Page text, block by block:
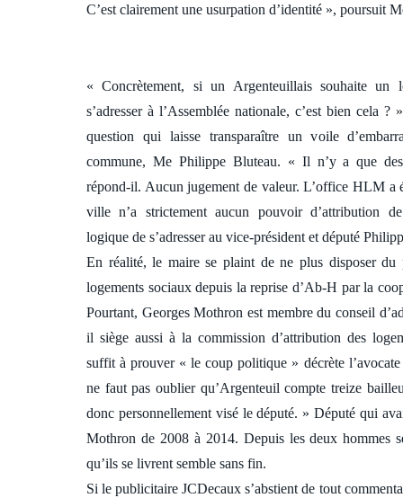
C’est clairement une usurpation d’identité », poursuit
« Concrètement, si un Argenteuillais souhaite un
s’adresser à l’Assemblée nationale, c’est bien cela
question qui laisse transparaître un voile
commune, Me Philippe Bluteau. « Il n’y a que
répond-il. Aucun jugement de valeur. L’office HLM a
ville n’a strictement aucun pouvoir d’attribution
logique de s’adresser au vice-président et député
En réalité, le maire se plaint de ne plus disposer du
logements sociaux depuis la reprise d’Ab-H par la
Pourtant, Georges Mothron est membre du conseil
il siège aussi à la commission d’attribution des
suffit à prouver « le coup politique » décrète
ne faut pas oublier qu’Argenteuil compte treize
donc personnellement visé le député. » Député qui
Mothron de 2008 à 2014. Depuis les deux hommes
qu’ils se livrent semble sans fin.
Si le publicitaire JCDecaux s’abstient de tout